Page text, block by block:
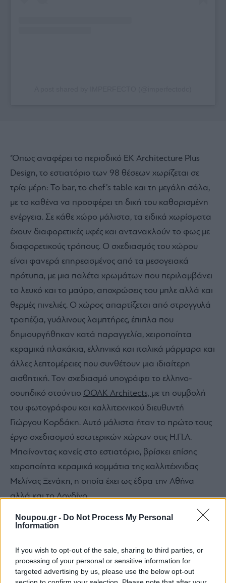
Noupou.gr - Do Not Process My Personal
Information
If you wish to opt-out of the sale, sharing to third parties, or
processing of your personal or sensitive information for
targeted advertising by us, please use the below opt-out
‘Όπως αναφέρει το περιοδικό EK Architecture Plus
Design, το εστιατόριο των 98 θέσεων χωρίζεται σε
τρία μέρη: Το bar, το chef’s table και τη μεγάλη σάλα,
με το καθένα να προσφέρει τη δική του καθορισμένη
ενέργεια. Σε κάθε χώρο μάλιστα, τα ειδικά χωρίσματα
έχουν διαφορετικές υφές και αντανακλούν το φως με
διαφορετικούς τρόπους. Ο σχεδιασμός του χώρου
είναι φανερά επηρεασμένος από τα μεσογειακά
πρότυπα, με μια παλέτα χρωμάτων που περιλαμβάνει
το λευκό και το μαύρο, αποχρώσεις του μπλε αλλά και
θερμές πινελιές. Ο χώρος απαρτίζεται από στρογγυλά
τραπέζια, γυάλινους λαμπτήρες, έπιπλα που
δημιουργήθηκαν κατά παραγγελία, χειροποίητα
κεραμικά πλακάκια, ελληνικά και ιταλικά μάρμαρα και
άλλες λεπτομέρειες που συνθέτουν μια ιδιαίτερη
αισθητική. Τον σχεδιασμό υπογράφει το ελληνο-
σουηδικό στούντιο OOAK Architects, με τη συμβολή
του φωτογράφου και καλλιτεχνικού διευθυντή
Γιώργου Κορδάκη. Αυτό μάλιστα ήταν το πρώτο τους
έργο σχεδιασμού εσωτερικών χώρων στις Η.Π.Α.
Μπαίνοντας κανείς στο εστιατόριο, βρίσκει επίσης
χειροποίητα κεραμικά κομμάτια της καλλιτέχνιδας
Μελίνας Ξενάκη, η οποία έχει ως έδρα την Αθήνα
αλλά και το Λονδίνο.